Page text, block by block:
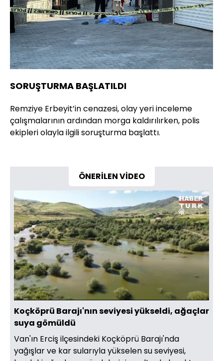
SORUŞTURMA BAŞLATILDI
Remziye Erbeyit’in cenazesi, olay yeri inceleme
çalışmalarının ardından morga kaldırılırken, polis
ekipleri olayla ilgili soruşturma başlattı.
ÖNERİLEN VİDEO
Sesi
Aç
Yüklendi:
26.38%
Oynatma
Hızı
Koçköprü Barajı'nın seviyesi yükseldi, ağaçlar
suya gömüldü
Van'ın Erciş ilçesindeki Koçköprü Barajı'nda
yağışlar ve kar sularıyla yükselen su seviyesi,